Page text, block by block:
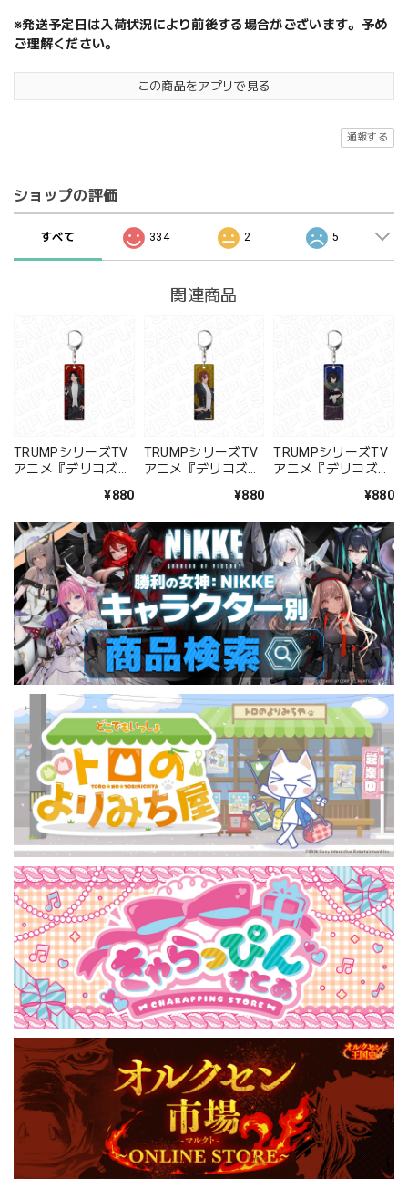
※発送予定日は入荷状況により前後する場合がございます。予め
ご理解ください。
この商品をアプリで見る
通報する
ショップの評価
すべて 334 2 5
関連商品
TRUMPシリーズTV
アニメ『デリコズ・
トキーホルダー ダ
ェスト ver.
¥880
TRUMPシリーズTV
アニメ『デリコズ・
トキーホルダー エン
フェスト ver.
¥880
TRUMPシリーズTV
アニメ『デリコズ・
トキーホルダー クラ
ver.
¥880